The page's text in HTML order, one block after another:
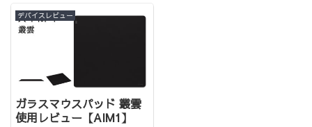
デバイスレビュー
ガラスマウスパッド 叢雲
使用レビュー【AIM1】